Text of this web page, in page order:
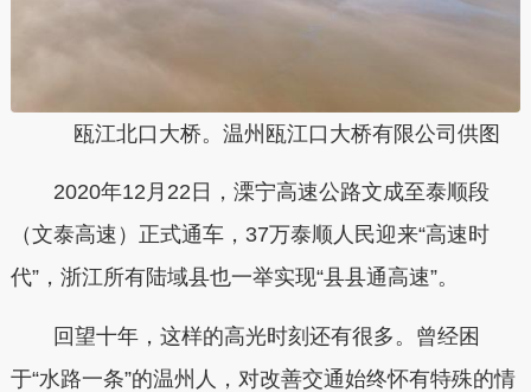
瓯江北口大桥。温州瓯江口大桥有限公司供图
2020年12月22日，溧宁高速公路文成至泰顺段
（文泰高速）正式通车，37万泰顺人民迎来“高速时
代”，浙江所有陆域县也一举实现“县县通高速”。
回望十年，这样的高光时刻还有很多。曾经困
于“水路一条”的温州人，对改善交通始终怀有特殊的情